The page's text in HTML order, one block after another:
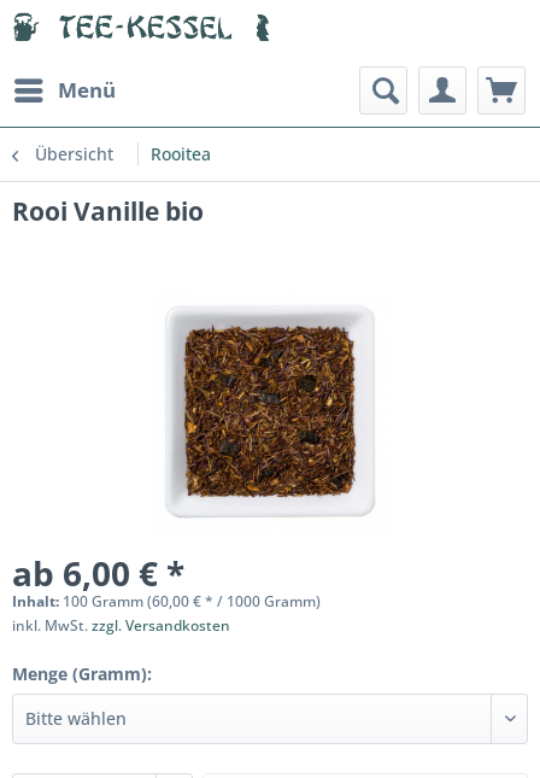
Menü
Übersicht Rooitea
Rooi Vanille bio
ab 6,00 € *
Inhalt: 100 Gramm (60,00 € * / 1000 Gramm)
inkl. MwSt.zzgl. Versandkosten
Menge (Gramm):